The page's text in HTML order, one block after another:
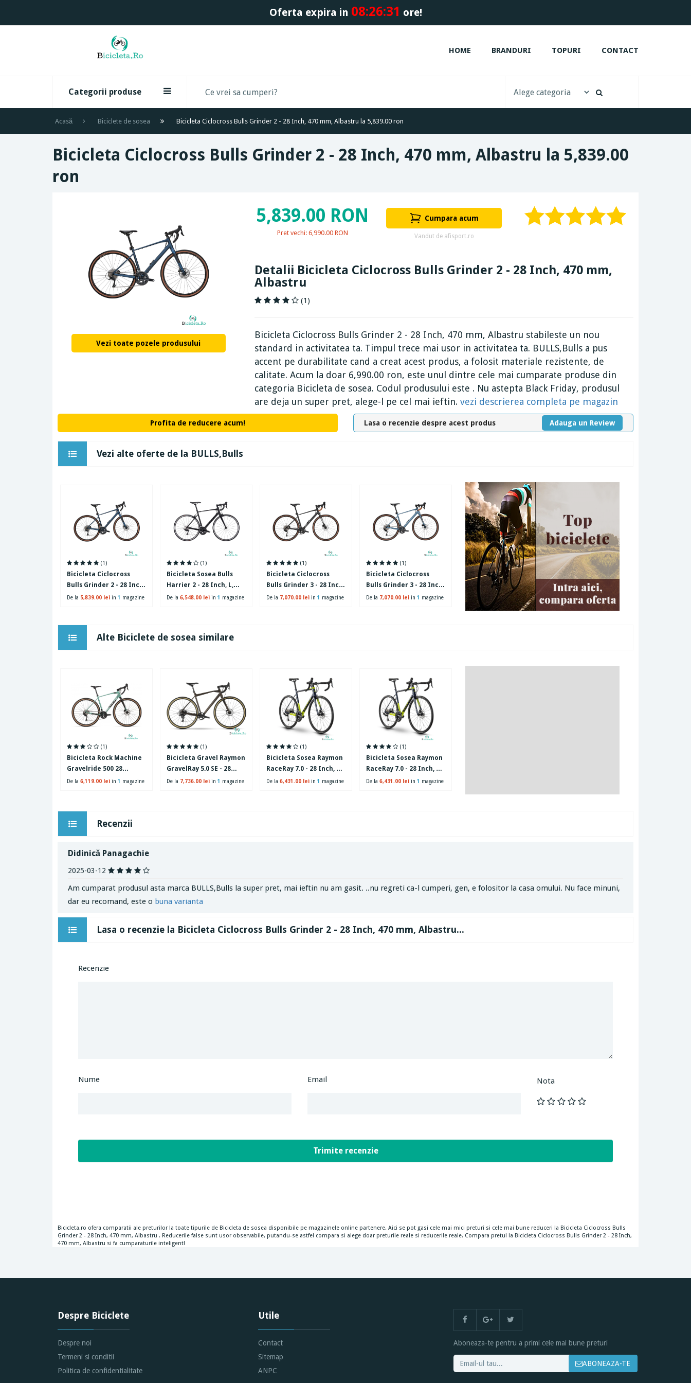
HOME BRANDURI TOPURI CONTACT
Categorii produse
Acasă Biciclete de sosea Bicicleta Ciclocross Bulls Grinder 2 - 28 Inch, 470 mm, Albastru la 5,839.00 ron
Bicicleta Ciclocross Bulls Grinder 2 - 28 Inch, 470 mm, Albastru la 5,839.00
ron
Vezi toate pozele produsului
5,839.00 RON
Pret vechi: 6,990.00 RON
Cumpara acum
Vandut de afisport.ro
Detalii Bicicleta Ciclocross Bulls Grinder 2 - 28 Inch, 470 mm,
Albastru
(1)
Bicicleta Ciclocross Bulls Grinder 2 - 28 Inch, 470 mm, Albastru stabileste un nou
standard in activitatea ta. Timpul trece mai usor in activitatea ta. BULLS,Bulls a pus
accent pe durabilitate cand a creat acest produs, a folosit materiale rezistente, de
calitate. Acum la doar 6,990.00 ron, este unul dintre cele mai cumparate produse din
categoria Bicicleta de sosea. Codul produsului este . Nu astepta Black Friday, produsul
are deja un super pret, alege-l pe cel mai ieftin.vezi descrierea completa pe magazin
Profita de reducere acum! Lasa o recenzie despre acest produs Adauga un Review
Vezi alte oferte de la BULLS,Bulls
(1)
Bicicleta Ciclocross
Bulls Grinder 2 - 28 Inch,
510 mm, Albastru
De la 5,839.00 lei in 1 magazine
(1)
Bicicleta Sosea Bulls
Harrier 2 - 28 Inch, L,
Negru
De la 6,548.00 lei in 1 magazine
(1)
Bicicleta Ciclocross
Bulls Grinder 3 - 28 Inch,
510 mm, Negru
De la 7,070.00 lei in 1 magazine
(1)
Bicicleta Ciclocross
Bulls Grinder 3 - 28 Inch,
510 mm, Albastru
De la 7,070.00 lei in 1 magazine
Alte Biciclete de sosea similare
(1)
Bicicleta Rock Machine
Gravelride 500 28
Turcoaz/Negru/Argintiu
De la 6,119.00 lei in 1 magazine
(1)
Bicicleta Gravel Raymon
GravelRay 5.0 SE - 28
Inch, M, Maro
De la 7,736.00 lei in 1 magazine
(1)
Bicicleta Sosea Raymon
RaceRay 7.0 - 28 Inch, M,
Albastru-Verde
De la 6,431.00 lei in 1 magazine
(1)
Bicicleta Sosea Raymon
RaceRay 7.0 - 28 Inch, XS,
Albastru-Verde
De la 6,431.00 lei in 1 magazine
Recenzii
Didinică Panagachie
2025-03-12
Am cumparat produsul asta marca BULLS,Bulls la super pret, mai ieftin nu am gasit. ..nu regreti ca-l cumperi, gen, e folositor la casa omului. Nu face minuni,
dar eu recomand, este o buna varianta
Lasa o recenzie la Bicicleta Ciclocross Bulls Grinder 2 - 28 Inch, 470 mm, Albastru...
Recenzie
Nume Email Nota
Bicicleta.ro ofera comparatii ale preturilor la toate tipurile de Bicicleta de sosea disponibile pe magazinele online partenere. Aici se pot gasi cele mai mici preturi si cele mai bune reduceri la Bicicleta Ciclocross Bulls
Grinder 2 - 28 Inch, 470 mm, Albastru . Reducerile false sunt usor observabile, putandu-se astfel compara si alege doar preturile reale si reducerile reale. Compara pretul la Bicicleta Ciclocross Bulls Grinder 2 - 28 Inch,
470 mm, Albastru si fa cumparaturile inteligent!
Oferta expira in 08:26:30 ore!
Despre Biciclete
Despre noi
Termeni si conditii
Politica de confidentialitate
Utile
Contact
Sitemap
ANPC
Aboneaza-te pentru a primi cele mai bune preturi
ABONEAZA-TE